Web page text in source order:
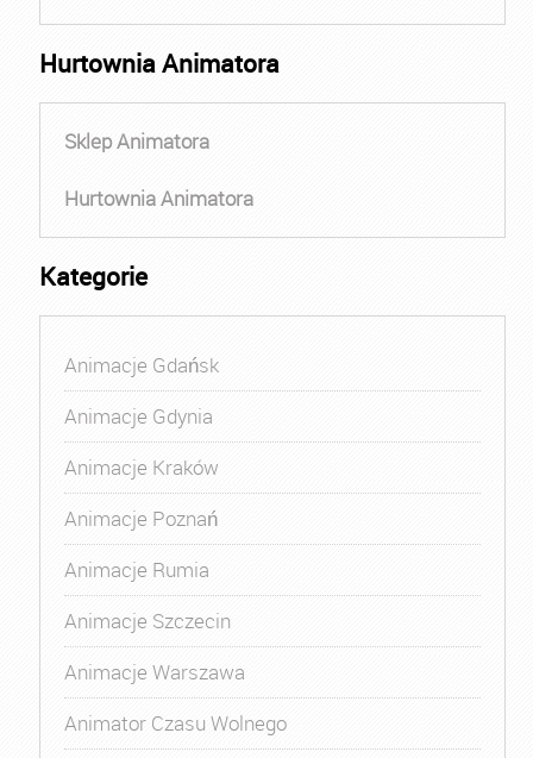
Hurtownia Animatora
Sklep Animatora
Hurtownia Animatora
Kategorie
Animacje Gdańsk
Animacje Gdynia
Animacje Kraków
Animacje Poznań
Animacje Rumia
Animacje Szczecin
Animacje Warszawa
Animator Czasu Wolnego